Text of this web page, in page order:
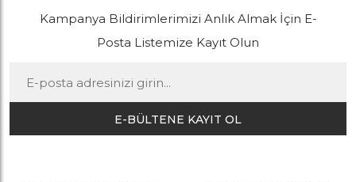
Kampanya Bildirimlerimizi Anlık Almak İçin E-
Posta Listemize Kayıt Olun
E-BÜLTENE KAYIT OL